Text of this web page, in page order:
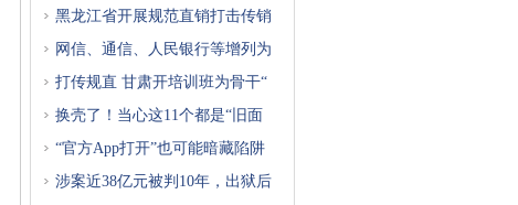
黑龙江省开展规范直销打击传销
网信、通信、人民银行等增列为
打传规直 甘肃开培训班为骨干“
换壳了！当心这11个都是“旧面
“官方App打开”也可能暗藏陷阱
涉案近38亿元被判10年，出狱后